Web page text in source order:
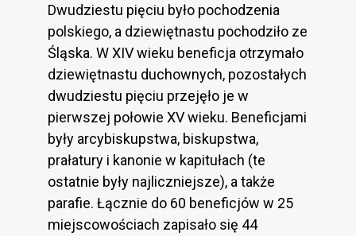
Dwudziestu pięciu było pochodzenia
polskiego, a dziewiętnastu pochodziło ze
Śląska. W XIV wieku beneficja otrzymało
dziewiętnastu duchownych, pozostałych
dwudziestu pięciu przejęło je w
pierwszej połowie XV wieku. Beneficjami
były arcybiskupstwa, biskupstwa,
prałatury i kanonie w kapitułach (te
ostatnie były najliczniejsze), a także
parafie. Łącznie do 60 beneficjów w 25
miejscowościach zapisało się 44